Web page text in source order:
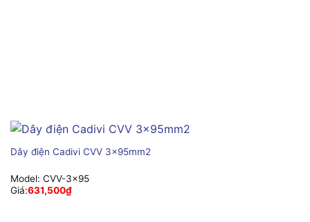
Dây điện Cadivi CVV 3x95mm2
Model: CVV-3x95
Giá:631,500₫